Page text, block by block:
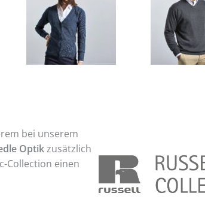
bei unserem
Optikzusätzlich
Collection einen